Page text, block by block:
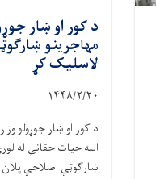
د کور او ښار
مهاجرینو
لاسلیک کړ
۱۴۴۸/۲/۲۰
د کور او ښار جوړولو
الله حیات حقاني له
ښارګوټي اصلاحي